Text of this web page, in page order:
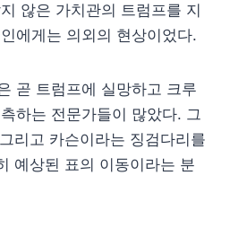
않은 가치관의 트럼프를 지
에게는 의외의 현상이었다.
곧 트럼프에 실망하고 크루
하는 전문가들이 많았다. 그
리고 카슨이라는 징검다리를
예상된 표의 이동이라는 분